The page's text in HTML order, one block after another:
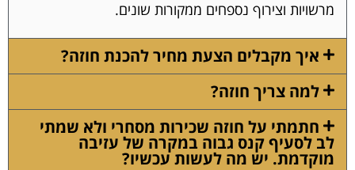
מרשויות וצירוף נספחים ממקורות שונים.
איך מקבלים הצעת מחיר להכנת חוזה?
למה צריך חוזה?
חתמתי על חוזה שכירות מסחרי ולא שמתי
לב לסעיף קנס גבוה במקרה של עזיבה
מוקדמת. יש מה לעשות עכשיו?